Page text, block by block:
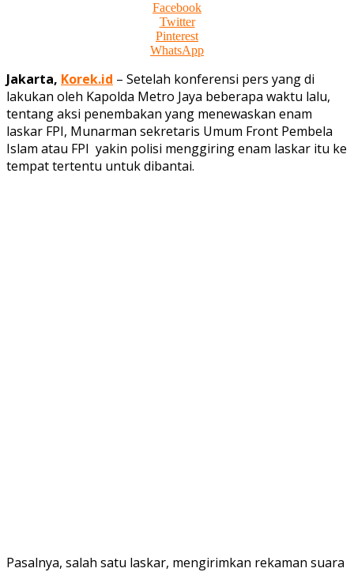
Facebook
Twitter
Pinterest
WhatsApp
Jakarta, Korek.id – Setelah konferensi pers yang di
lakukan oleh Kapolda Metro Jaya beberapa waktu lalu,
tentang aksi penembakan yang menewaskan enam
laskar FPI, Munarman sekretaris Umum Front Pembela
Islam atau FPI yakin polisi menggiring enam laskar itu ke
tempat tertentu untuk dibantai.
Pasalnya, salah satu laskar, mengirimkan rekaman suara